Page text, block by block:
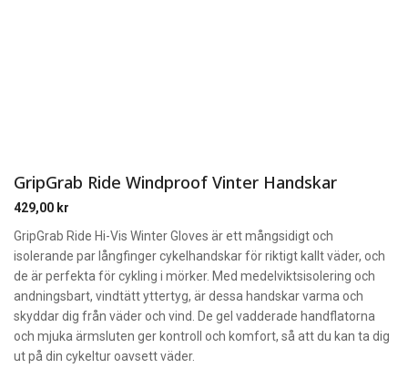
GripGrab Ride Windproof Vinter Handskar
429,00 kr
GripGrab Ride Hi-Vis Winter Gloves är ett mångsidigt och
isolerande par långfinger cykelhandskar för riktigt kallt väder, och
de är perfekta för cykling i mörker. Med medelviktsisolering och
andningsbart, vindtätt yttertyg, är dessa handskar varma och
skyddar dig från väder och vind. De gel vadderade handflatorna
och mjuka ärmsluten ger kontroll och komfort, så att du kan ta dig
ut på din cykeltur oavsett väder.